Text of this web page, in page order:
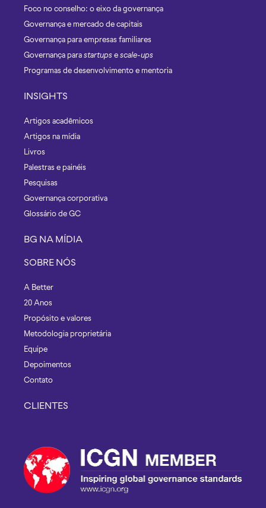
Foco no conselho: o eixo da governança
Governança e mercado de capitais
Governança para empresas familiares
Governança para startups e scale-ups
Programas de desenvolvimento e mentoria
INSIGHTS
Artigos acadêmicos
Artigos na mídia
Livros
Palestras e painéis
Pesquisas
Governança corporativa
Glossário de GC
BG NA MÍDIA
SOBRE NÓS
A Better
20 Anos
Propósito e valores
Metodologia proprietária
Equipe
Depoimentos
Contato
CLIENTES